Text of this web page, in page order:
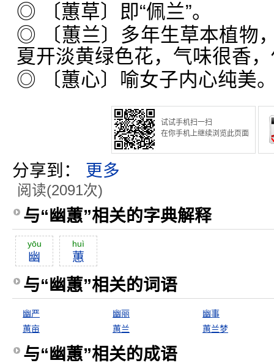
◎ 〔蕙草〕即“佩兰”。
◎ 〔蕙兰〕多年生草本植物
夏开淡黄绿色花，气味很香
◎ 〔蕙心〕喻女子内心纯美
试试手机扫一扫
在你手机上继续浏览此页面
分享到： 更多
阅读(2091次)
与“幽蕙”相关的字典解释
yōu
幽
huì
蕙
与“幽蕙”相关的词语
幽严 幽丽
幽事
蕙亩
蕙兰 蕙兰梦
与“幽蕙”相关的成语